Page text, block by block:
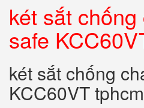
két sắt
safe
két sắt chống
KCC60VT tphcm